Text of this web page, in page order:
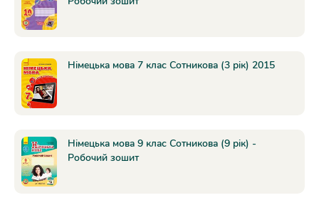
Німецька мова 7 клас Сотникова (3 рік) 2015
Німецька мова 9 клас Сотникова (9 рік) -
Робочий зошит